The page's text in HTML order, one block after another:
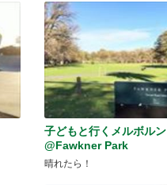
子どもと行くメルボルン
@Fawkner Park
晴れたら！